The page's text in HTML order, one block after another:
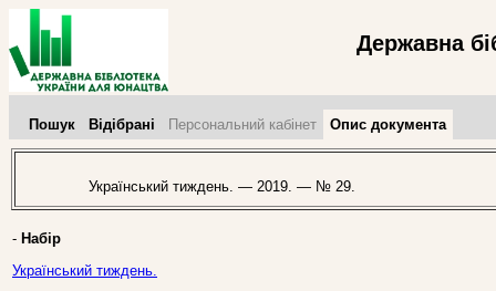
Державна
Пошук Відібрані Персональний кабінет Опис документа
Український тиждень. — 2019. — № 29.
- Набір
Український тиждень.